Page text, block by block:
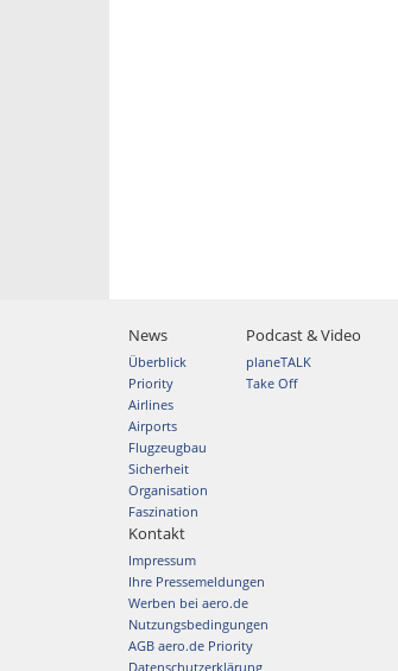
News
Überblick
Priority
Airlines
Airports
Flugzeugbau
Sicherheit
Organisation
Faszination
Podcast & Video
planeTALK
Take Off
Kontakt
Impressum
Ihre Pressemeldungen
Werben bei aero.de
Nutzungsbedingungen
AGB aero.de Priority
Datenschutzerklärung